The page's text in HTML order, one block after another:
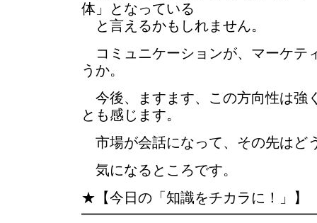
体」となっている
と言えるかもしれません。
コミュニケーションが、マーケテ
うか。
今後、ますます、この方向性は強
とも感じます。
市場が会話になって、その先はど
気になるところです。
★【今日の「知識をチカラに！」】